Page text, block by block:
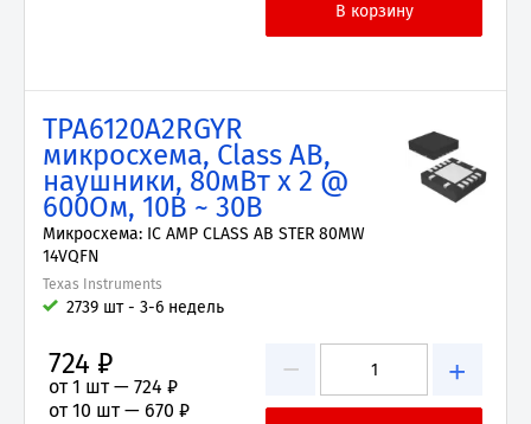
TPA6120A2RGYR
микросхема, Class AB,
наушники, 80мВт x 2 @
600Ом, 10В ~ 30В
Микросхема: IC AMP CLASS AB STER 80MW
14VQFN
Texas Instruments
2739 шт - 3-6 недель
− +
724 ₽
от 1 шт — 724 ₽
от 10 шт — 670 ₽